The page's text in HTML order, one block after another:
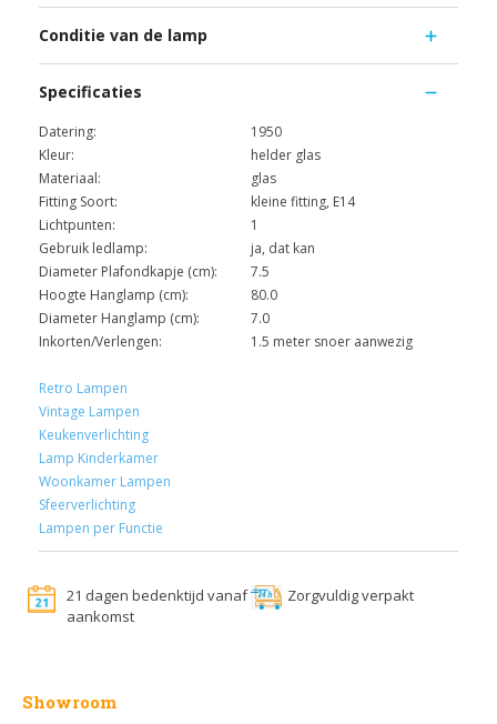
Conditie van de lamp
Specificaties
Datering:
1950
Kleur:
helder glas
Materiaal:
glas
Fitting Soort:
kleine fitting, E14
Lichtpunten:
1
Gebruik ledlamp:
ja, dat kan
Diameter Plafondkapje (cm):
7.5
Hoogte Hanglamp (cm):
80.0
Diameter Hanglamp (cm):
7.0
Inkorten/Verlengen:
1.5 meter snoer aanwezig
Retro Lampen
Vintage Lampen
Keukenverlichting
Lamp Kinderkamer
Woonkamer Lampen
Sfeerverlichting
Lampen per Functie
21 dagen bedenktijd vanaf
aankomst
Zorgvuldig verpakt
Showroom